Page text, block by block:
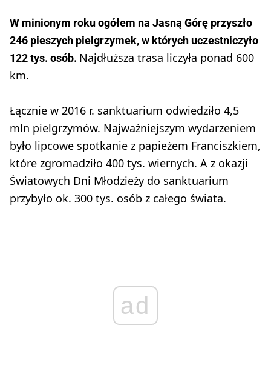
W minionym roku ogółem na Jasną Górę przyszło
246 pieszych pielgrzymek, w których uczestniczyło
122 tys. osób. Najdłuższa trasa liczyła ponad 600
km.
Łącznie w 2016 r. sanktuarium odwiedziło 4,5
mln pielgrzymów. Najważniejszym wydarzeniem
było lipcowe spotkanie z papieżem Franciszkiem,
które zgromadziło 400 tys. wiernych. A z okazji
Światowych Dni Młodzieży do sanktuarium
przybyło ok. 300 tys. osób z całego świata.
ad